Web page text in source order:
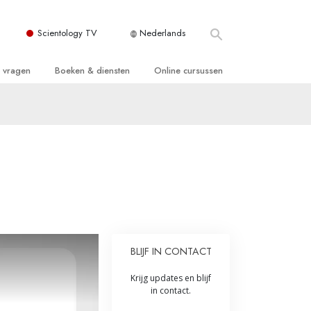
Scientology TV Nederlands
van Scientology
Boeken & diensten Online cursussen
Integriteit en EerlijkheidBLIJF IN CONTACT
Krijg updates en blijf
in contact.